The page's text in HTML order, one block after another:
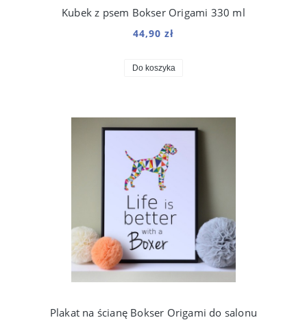
Kubek z psem Bokser Origami 330 ml
44,90 zł
Do koszyka
Plakat na ścianę Bokser Origami do salonu